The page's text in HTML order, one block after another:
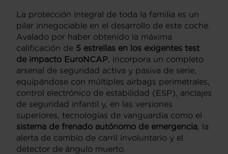
La protección integral de toda la familia es un
pilar innegociable en el desarrollo de este coche.
Avalado por haber obtenido la máxima
calificación de 5 estrellas en los exigentes test
de impacto EuroNCAP , incorpora un completo
arsenal de seguridad activa y pasiva de serie,
equipándose con múltiples airbags perimetrales,
control electrónico de estabilidad (ESP), anclajes
de seguridad infantil y, en las versiones
superiores, tecnologías de vanguardia como el
sistema de frenado autónomo de emergencia , la
alerta de cambio de carril involuntario y el
detector de ángulo muerto.